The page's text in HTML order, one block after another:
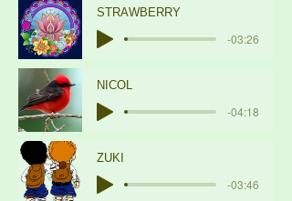
STRAWBERRY
-03:26
NICOL
-04:18
ZUKI
-03:46